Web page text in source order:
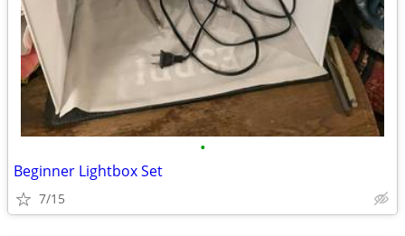
•
Beginner Lightbox Set
7/15